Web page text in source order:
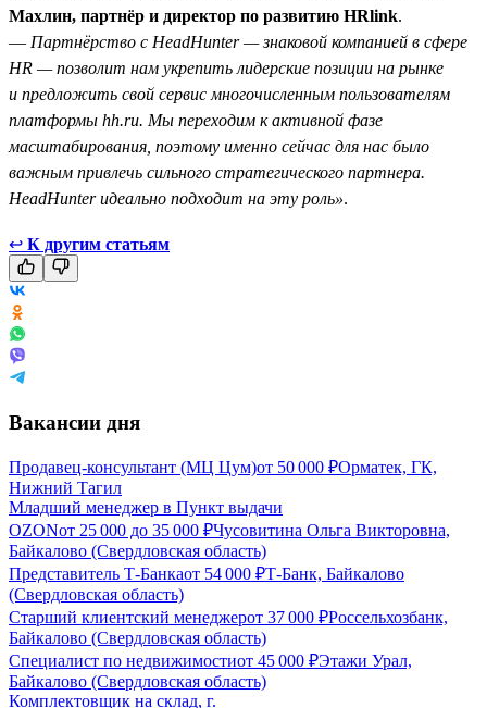
Махлин, партнёр и директор по развитию HRlink.
— Партнёрство с HeadHunter — знаковой компанией в сфере
HR — позволит нам укрепить лидерские позиции на рынке
и предложить свой сервис многочисленным пользователям
платформы hh.ru. Мы переходим к активной фазе
масштабирования, поэтому именно сейчас для нас было
важным привлечь сильного стратегического партнера.
HeadHunter идеально подходит на эту роль».
↩ К другим статьям
Вакансии дня
Продавец-консультант (МЦ Цум)от 50 000 ₽Орматек, ГК,
Нижний Тагил
Младший менеджер в Пункт выдачи
OZONот 25 000 до 35 000 ₽Чусовитина Ольга Викторовна,
Байкалово (Свердловская область)
Представитель Т-Банкаот 54 000 ₽Т-Банк, Байкалово
(Свердловская область)
Старший клиентский менеджерот 37 000 ₽Россельхозбанк,
Байкалово (Свердловская область)
Специалист по недвижимостиот 45 000 ₽Этажи Урал,
Байкалово (Свердловская область)
Комплектовщик на склад, г.